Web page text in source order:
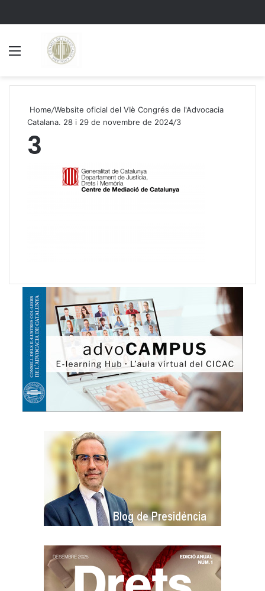
Home/Website oficial del VIè Congrés de l'Advocacia
Catalana. 28 i 29 de novembre de 2024/3
3